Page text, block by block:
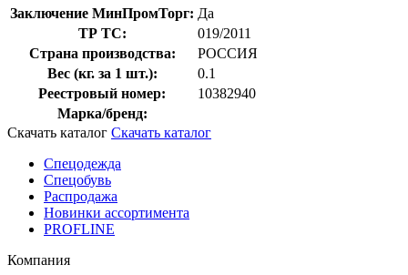
Заключение МинПромТорг: Да
ТР ТС:
019/2011
Страна производства:
РОССИЯ
Вес (кг. за 1 шт.):
0.1
Реестровый номер:
10382940
Марка/бренд:
Скачать каталог Скачать каталог
Спецодежда
Спецобувь
Распродажа
Новинки ассортимента
PROFLINE
Компания